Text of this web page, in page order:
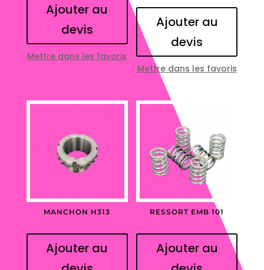
Ajouter au
devis
Mettre dans les favoris
Ajouter au
devis
Mettre dans les favoris
MANCHON H313
Ajouter au
RESSORT EMB 101
Ajouter au